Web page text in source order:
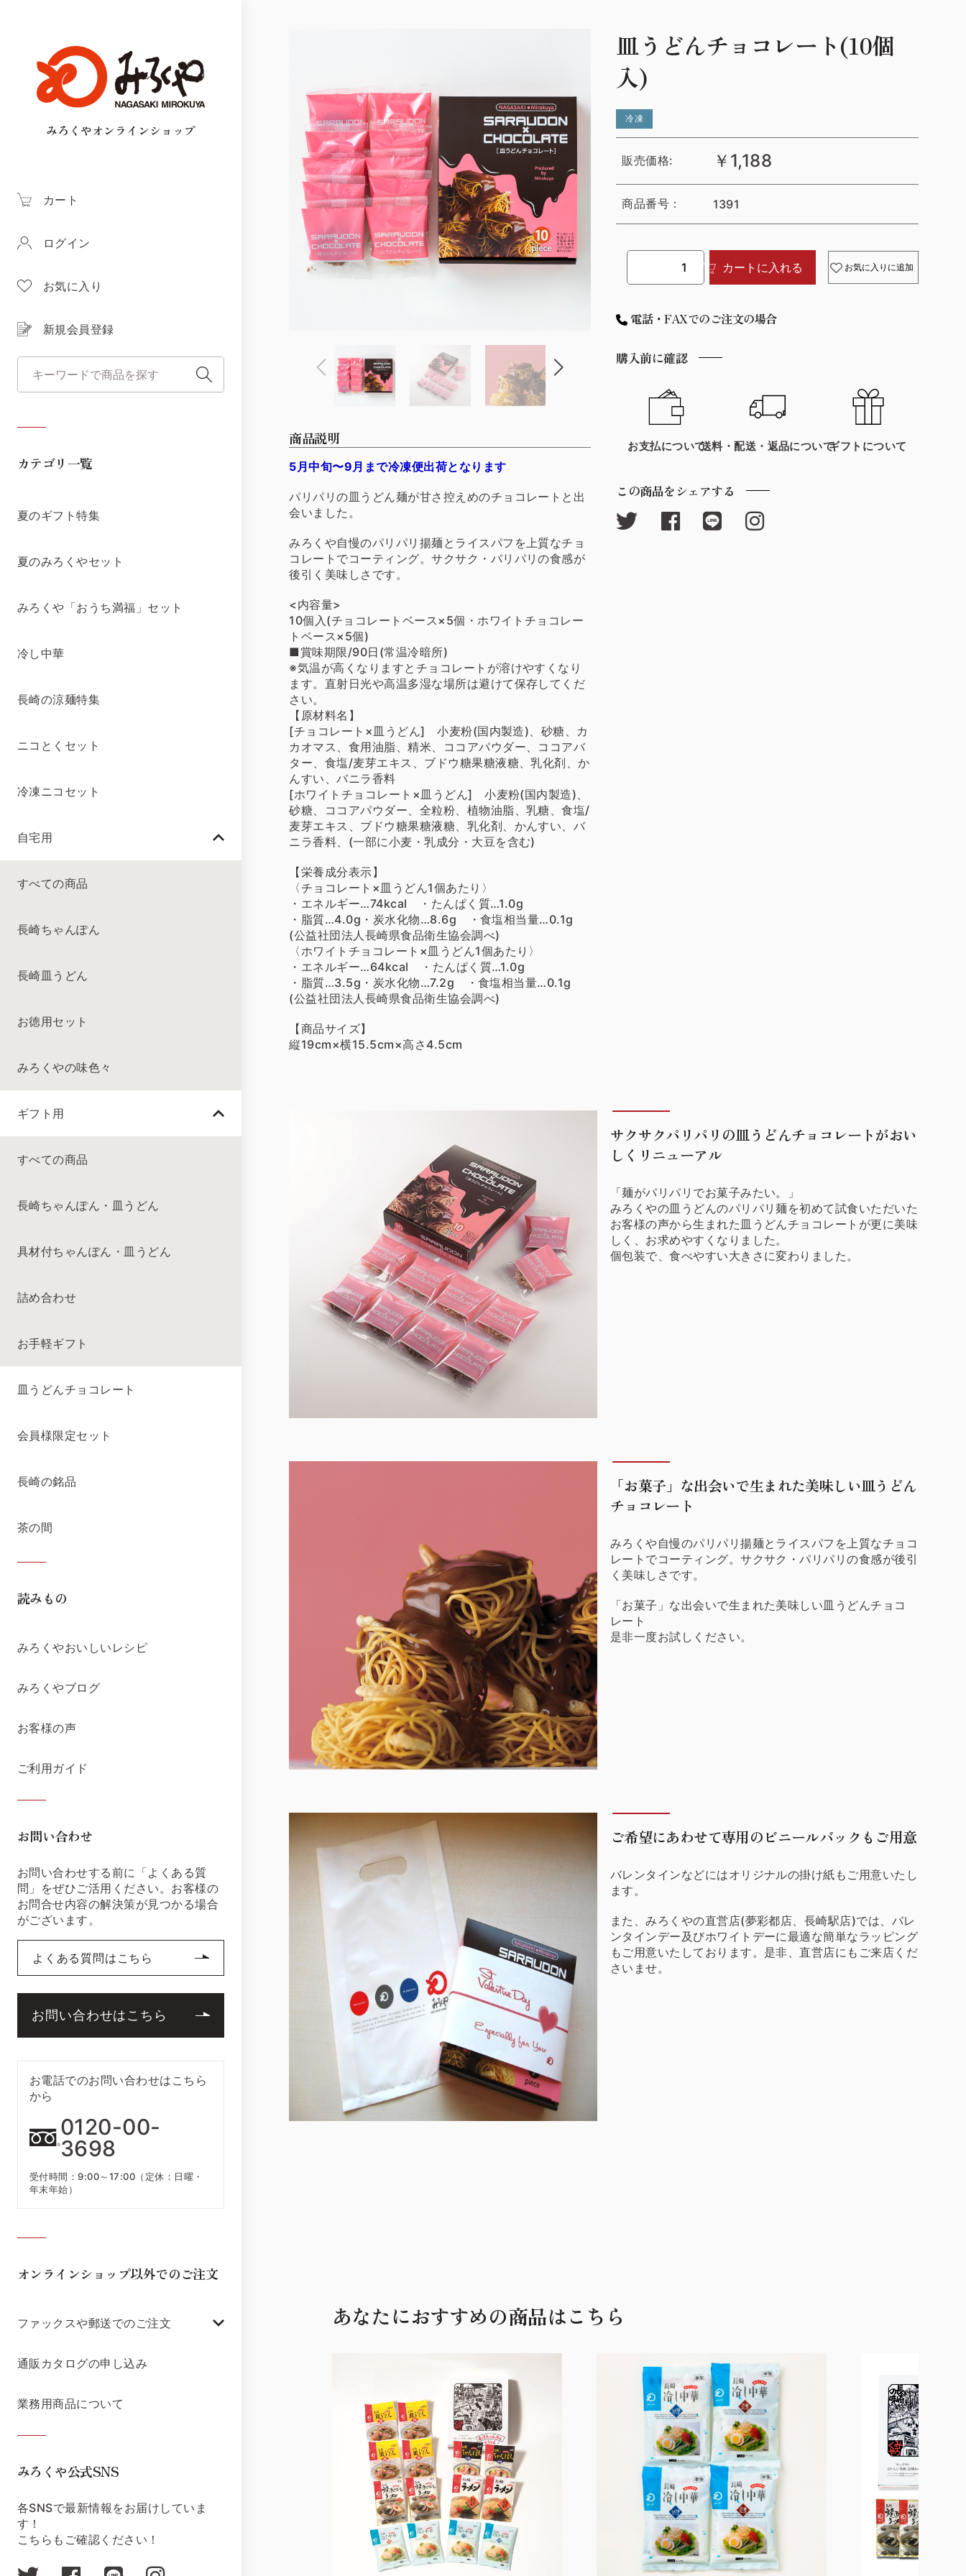
みろくやオンラインショップ
カート
ログイン
お気に入り
新規会員登録
カテゴリ一覧
夏のギフト特集
夏のみろくやセット
みろくや「おうち満福」セット
冷し中華
長崎の涼麺特集
ニコとくセット
冷凍ニコセット
自宅用
すべての商品
長崎ちゃんぽん
長崎皿うどん
お徳用セット
みろくやの味色々
ギフト用
すべての商品
長崎ちゃんぽん・皿うどん
具材付ちゃんぽん・皿うどん
詰め合わせ
お手軽ギフト
皿うどんチョコレート
会員様限定セット
長崎の銘品
茶の間
読みもの
みろくやおいしいレシピ
みろくやブログ
お客様の声
ご利用ガイド
お問い合わせ
お問い合わせする前に「よくある質
問」をぜひご活用ください。お客様の
お問合せ内容の解決策が見つかる場合
がございます。
よくある質問はこちら
お問い合わせはこちら
お電話でのお問い合わせはこちら
から
0120-00-
3698
受付時間：9:00～17:00（定休：日曜・
年末年始）
オンラインショップ以外でのご注文
ファックスや郵送でのご注文
通販カタログの申し込み
業務用商品について
みろくや公式SNS
各SNSで最新情報をお届けしていま
す！
こちらもご確認ください！
商品説明
5月中旬〜9月まで冷凍便出荷となります
パリパリの皿うどん麺が甘さ控えめのチョコレートと出
会いました。
みろくや自慢のパリパリ揚麺とライスパフを上質なチョ
コレートでコーティング。サクサク・パリパリの食感が
後引く美味しさです。
<内容量>
10個入(チョコレートベース×5個・ホワイトチョコレー
トベース×5個)
■賞味期限/90日(常温冷暗所)
※気温が高くなりますとチョコレートが溶けやすくなり
ます。直射日光や高温多湿な場所は避けて保存してくだ
さい。
【原材料名】
[チョコレート×皿うどん] 小麦粉(国内製造)、砂糖、カ
カオマス、食用油脂、精米、ココアパウダー、ココアバ
ター、食塩/麦芽エキス、ブドウ糖果糖液糖、乳化剤、か
んすい、バニラ香料
[ホワイトチョコレート×皿うどん] 小麦粉(国内製造)、
砂糖、ココアパウダー、全粒粉、植物油脂、乳糖、食塩/
麦芽エキス、ブドウ糖果糖液糖、乳化剤、かんすい、バ
ニラ香料、(一部に小麦・乳成分・大豆を含む)
【栄養成分表示】
〈チョコレート×皿うどん1個あたり〉
・エネルギー…74kcal ・たんぱく質…1.0g
・脂質…4.0g・炭水化物…8.6g ・食塩相当量…0.1g
(公益社団法人長崎県食品衛生協会調べ)
〈ホワイトチョコレート×皿うどん1個あたり〉
・エネルギー…64kcal ・たんぱく質…1.0g
・脂質…3.5g・炭水化物…7.2g ・食塩相当量…0.1g
(公益社団法人長崎県食品衛生協会調べ)
【商品サイズ】
縦19cm×横15.5cm×高さ4.5cm
皿うどんチョコレート(10個
入)
冷凍
販売価格: ￥1,188
商品番号： 1391
カートに入れる お気に入りに追加
電話・FAXでのご注文の場合
購入前に確認
お支払について送料・配送・返品についてギフトについて
この商品をシェアする
サクサクパリパリの皿うどんチョコレートがおい
しくリニューアル
「麺がパリパリでお菓子みたい。」
みろくやの皿うどんのパリパリ麺を初めて試食いただいた
お客様の声から生まれた皿うどんチョコレートが更に美味
しく、お求めやすくなりました。
個包装で、食べやすい大きさに変わりました。
「お菓子」な出会いで生まれた美味しい皿うどん
チョコレート
みろくや自慢のパリパリ揚麺とライスパフを上質なチョコ
レートでコーティング。サクサク・パリパリの食感が後引
く美味しさです。
「お菓子」な出会いで生まれた美味しい皿うどんチョコ
レート
是非一度お試しください。
ご希望にあわせて専用のビニールバックもご用意
バレンタインなどにはオリジナルの掛け紙もご用意いたし
ます。
また、みろくやの直営店(夢彩都店、長崎駅店)では、バレ
ンタインデー及びホワイトデーに最適な簡単なラッピング
もご用意いたしております。是非、直営店にもご来店くだ
さいませ。
あなたにおすすめの商品はこちら